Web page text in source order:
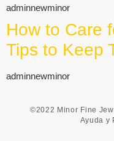
adminnewminor
How to Care
Tips to Keep
adminnewminor
©2022 Minor Fine
Ayuda y